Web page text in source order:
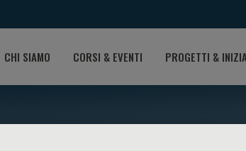
CHI SIAMO CORSI & EVENTI PROGETTI &